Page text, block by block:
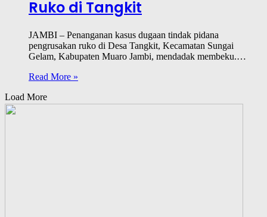
Ruko di Tangkit
JAMBI – Penanganan kasus dugaan tindak pidana
pengrusakan ruko di Desa Tangkit, Kecamatan Sungai
Gelam, Kabupaten Muaro Jambi, mendadak membeku.…
Read More »
Load More